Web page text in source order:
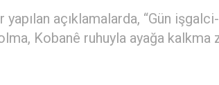
yapılan açıklamalarda, “Gün
Kobanê ruhuyla ayağa kalkma